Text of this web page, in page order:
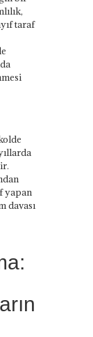
taraf
yapan
davası